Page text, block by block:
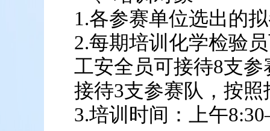
1.各参赛单位选出的
2.每期培训化学检验
工安全员可接待8支
接待3支参赛队，按
3.培训时间：上午